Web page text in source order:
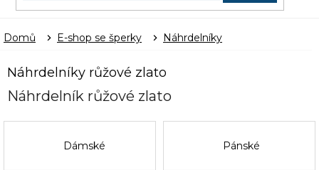
Domů E-shop se šperky Náhrdelníky
Náhrdelníky růžové zlato
Náhrdelník růžové zlato
Dámské Pánské